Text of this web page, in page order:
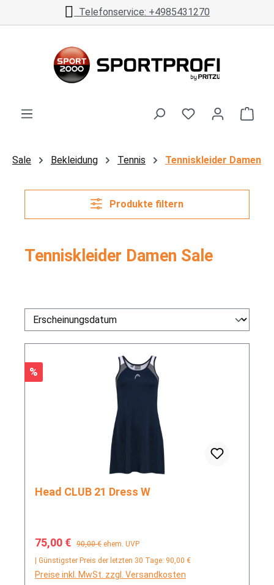
Zum Hauptinhalt springenTelefonservice: +4985431270
Sale Bekleidung Tennis Tenniskleider Damen
Produkte filtern
Tenniskleider Damen Sale
Rabatt
%
Head CLUB 21 Dress W
Verkaufspreis:
75,00 € Regulärer Preis:
90,00 € ehem. UVP
| Günstigster Preis der letzten 30 Tage: 90,00 €
Preise inkl. MwSt. zzgl. Versandkosten